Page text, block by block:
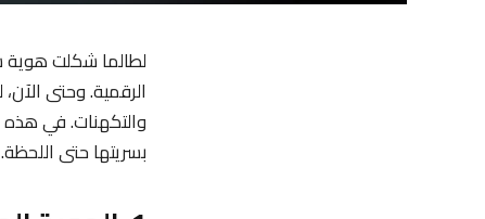
لطالما شكلت هوية
الرقمية. وحتى
والتكهنات. في
بسريتها حتى اللحظة.